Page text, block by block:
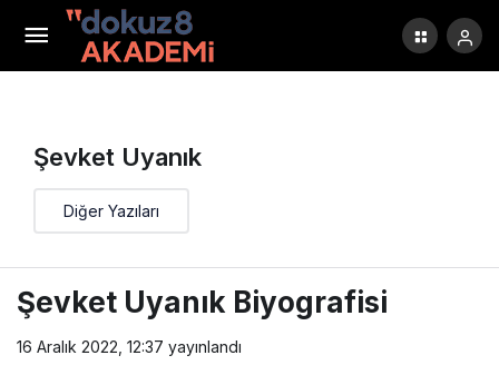
Şevket Uyanık
Diğer Yazıları
Şevket Uyanık Biyografisi
16 Aralık 2022, 12:37 yayınlandı